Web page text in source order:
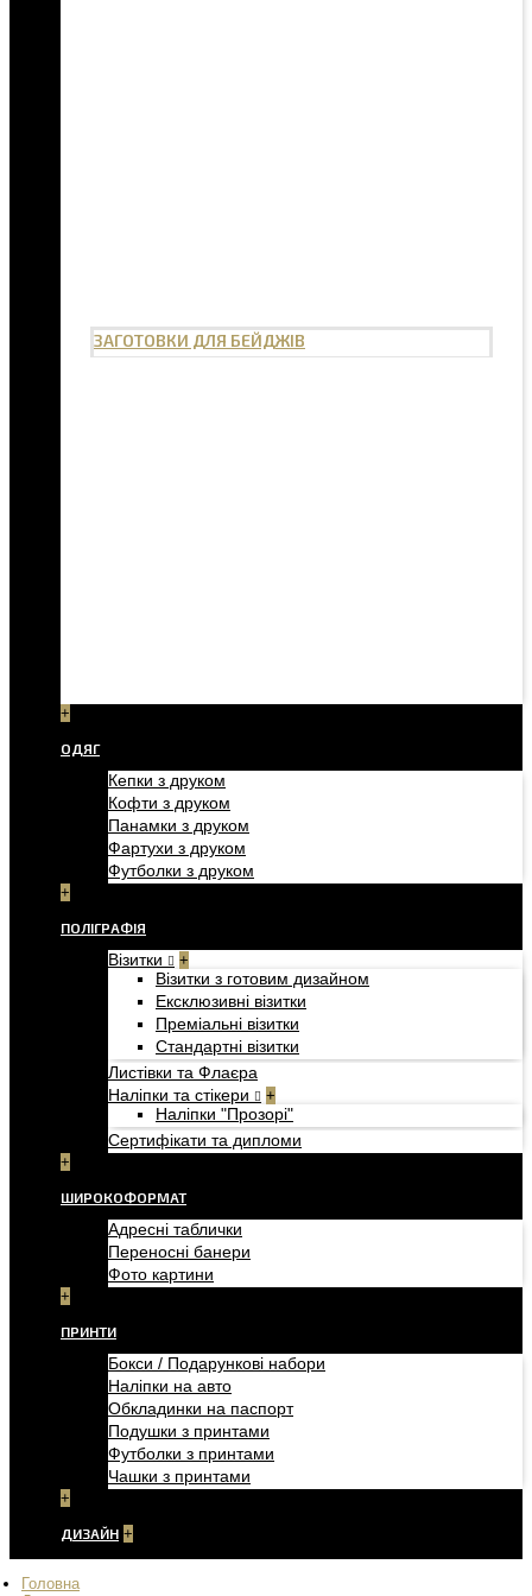
ЗАГОТОВКИ ДЛЯ БЕЙДЖІВ
+
ОДЯГ
Кепки з друком
Кофти з друком
Панамки з друком
Фартухи з друком
Футболки з друком
+
ПОЛІГРАФІЯ
Візитки +
Візитки з готовим дизайном
Ексклюзивні візитки
Преміальні візитки
Стандартні візитки
Листівки та Флаєра
Наліпки та стікери
+
Наліпки "Прозорі"
Сертифікати та дипломи
+
ШИРОКОФОРМАТ
Адресні таблички
Переносні банери
Фото картини
+
ПРИНТИ
Бокси / Подарункові набори
Наліпки на авто
Обкладинки на паспорт
Подушки з принтами
Футболки з принтами
Чашки з принтами
+
ДИЗАЙН +
Головна